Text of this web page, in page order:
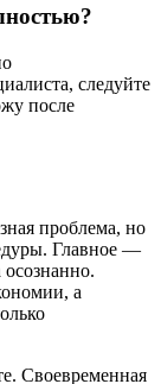
следуйте
после
проблема, но
Главное —
а
Своевременная